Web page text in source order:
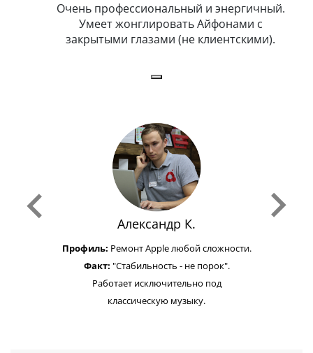
Очень профессиональный и энергичный.
Умеет жонглировать Айфонами с
закрытыми глазами (не клиентскими).
Александр К.
Профиль: Ремонт Apple любой сложности.
Факт: "Стабильность - не порок".
Работает исключительно под
классическую музыку.